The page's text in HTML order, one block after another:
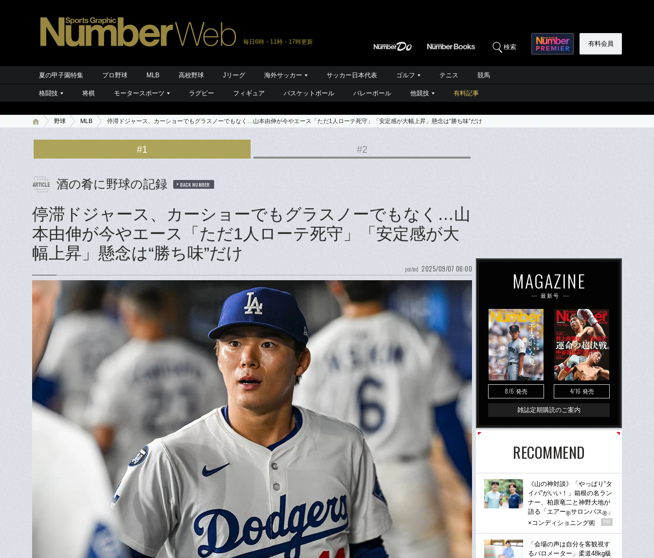
毎日6時・11時・17時更新
検索 有料会員
夏の甲子園特集 プロ野球 MLB 高校野球 Jリーグ 海外サッカー サッカー日本代表 ゴルフ テニス 競馬
格闘技 将棋 モータースポーツ ラグビー フィギュア バスケットボール バレーボール 他競技 有料記事
野球 MLB 停滞ドジャース、カーショーでもグラスノーでもなく…山本由伸が今やエース「ただ1人ローテ死守」「安定感が大幅上昇」懸念は“勝ち味”だけ
#1 #2
酒の肴に野球の記録 BACK NUMBER
停滞ドジャース、カーショーでもグラスノーでもなく…山
本由伸が今やエース「ただ1人ローテ死守」「安定感が大
幅上昇」懸念は“勝ち味”だけ
posted 2025/09/07 06:00 MAGAZINE
最新号
8/6 発売 4/16 発売
雑誌定期購読のご案内
RECOMMEND
《山の神対談》「やっぱり“タ
イパ”がいい！」箱根の名ラン
ナー、柏原竜二と神野大地が
語る「エアー®サロンパス® 」
×コンディショニング術
PR
「会場の声は自分を客観視す
るバロメーター」柔道48kg級